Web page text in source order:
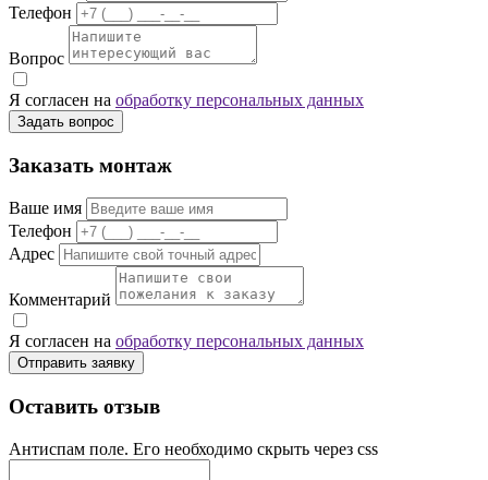
Телефон
Вопрос
Я согласен на обработку персональных данных
Задать вопрос
Заказать монтаж
Ваше имя
Телефон
Адрес
Комментарий
Я согласен на обработку персональных данных
Отправить заявку
Оставить отзыв
Антиспам поле. Его необходимо скрыть через css